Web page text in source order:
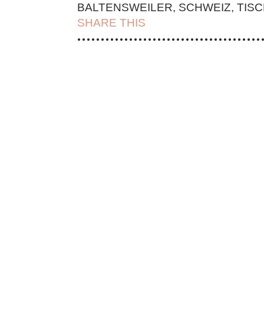
BALTENSWEILER, SCHWEIZ,
SHARE THIS